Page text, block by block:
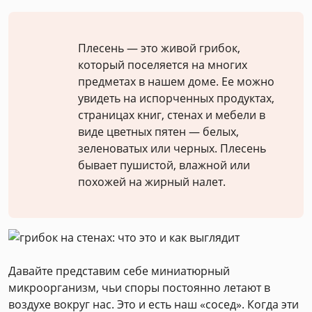
Плесень — это живой грибок,
который поселяется на многих
предметах в нашем доме. Ее можно
увидеть на испорченных продуктах,
страницах книг, стенах и мебели в
виде цветных пятен — белых,
зеленоватых или черных. Плесень
бывает пушистой, влажной или
похожей на жирный налет.
Давайте представим себе миниатюрный
микроорганизм, чьи споры постоянно летают в
воздухе вокруг нас. Это и есть наш «сосед». Когда эти